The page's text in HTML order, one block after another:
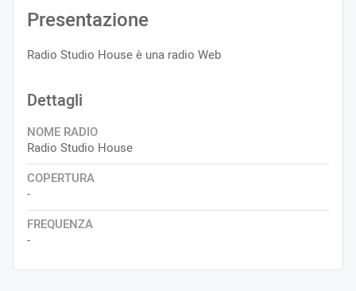
Presentazione
Radio Studio House è una radio Web
Dettagli
NOME RADIO
Radio Studio House
COPERTURA
-
FREQUENZA
-